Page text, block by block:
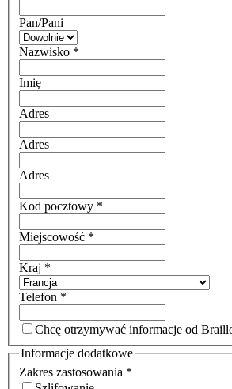
Pan/Pani
Nazwisko *
Imię
Adres
Adres
Adres
Kod pocztowy *
Miejscowość *
Kraj *
Telefon *
Chcę otrzymywać informacje od
Informacje dodatkowe
Zakres zastosowania *